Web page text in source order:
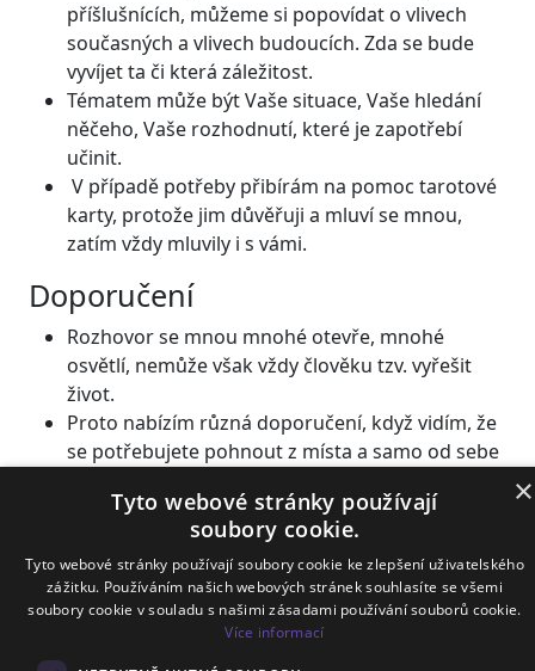
příšlušnících, můžeme si popovídat o vlivech
současných a vlivech budoucích. Zda se bude
vyvíjet ta či která záležitost.
Tématem může být Vaše situace, Vaše hledání
něčeho, Vaše rozhodnutí, které je zapotřebí
učinit.
V případě potřeby přibírám na pomoc tarotové
karty, protože jim důvěřuji a mluví se mnou,
zatím vždy mluvily i s vámi.
Doporučení
Rozhovor se mnou mnohé otevře, mnohé
osvětlí, nemůže však vždy člověku tzv. vyřešit
život.
Proto nabízím různá doporučení, když vidím, že
se potřebujete pohnout z místa a samo od sebe
Zvýhodněné hero
Jako projev vděku nabízím svým zákazníkům mé
měsíční předpovědi na tři měsíce zdarma anebo
50% slevu napořád.
×
Tyto webové stránky používají
soubory cookie.
Tyto webové stránky používají soubory cookie ke zlepšení uživatelského
zážitku. Používáním našich webových stránek souhlasíte se všemi
soubory cookie v souladu s našimi zásadami používání souborů cookie.
Více informací